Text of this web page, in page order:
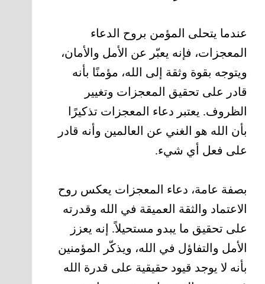
عندما يتحلى المؤمن بروح الدعاء
المعجزات، فإنه يعبّر عن الأمل والأمان،
ويتوجه بقوة وثقة إلى الله، مؤمنًا بأنه
قادر على تحقيق المعجزات وتغيير
الظروف. يعتبر دعاء المعجزات تذكيرًا
بأن الله هو الغني عن العالمين وأنه قادر
على فعل أي شيء.
بصفة عامة، دعاء المعجزات يعكس روح
الاعتماد والثقة العميقة في الله وقدرته
على تحقيق ما يبدو مستحيلاً. إنه يعزز
الأمل والتفاؤل في الله، ويذكّر المؤمنين
بأنه لا يوجد قيود حقيقية على قدرة الله